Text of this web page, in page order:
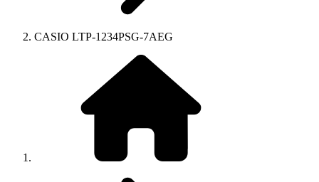
CASIO LTP-1234PSG-7AEG